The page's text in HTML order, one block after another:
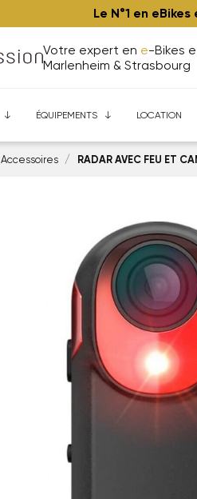
Le N°1 en
Votre expert en e-Bikes
Marlenheim & Strasbourg
ÉQUIPEMENTS LOCATION
Accessoires RADAR AVEC FEU ET